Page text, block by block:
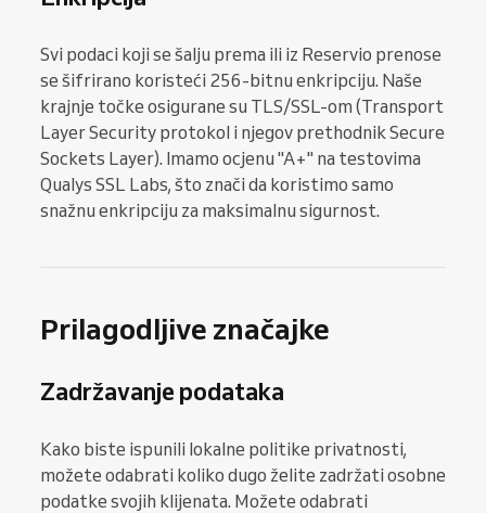
Svi podaci koji se šalju prema ili iz Reservio prenose
se šifrirano koristeći 256-bitnu enkripciju. Naše
krajnje točke osigurane su TLS/SSL-om (Transport
Layer Security protokol i njegov prethodnik Secure
Sockets Layer). Imamo ocjenu "A+" na testovima
Qualys SSL Labs, što znači da koristimo samo
snažnu enkripciju za maksimalnu sigurnost.
Prilagodljive značajke
Zadržavanje podataka
Kako biste ispunili lokalne politike privatnosti,
možete odabrati koliko dugo želite zadržati osobne
podatke svojih klijenata. Možete odabrati